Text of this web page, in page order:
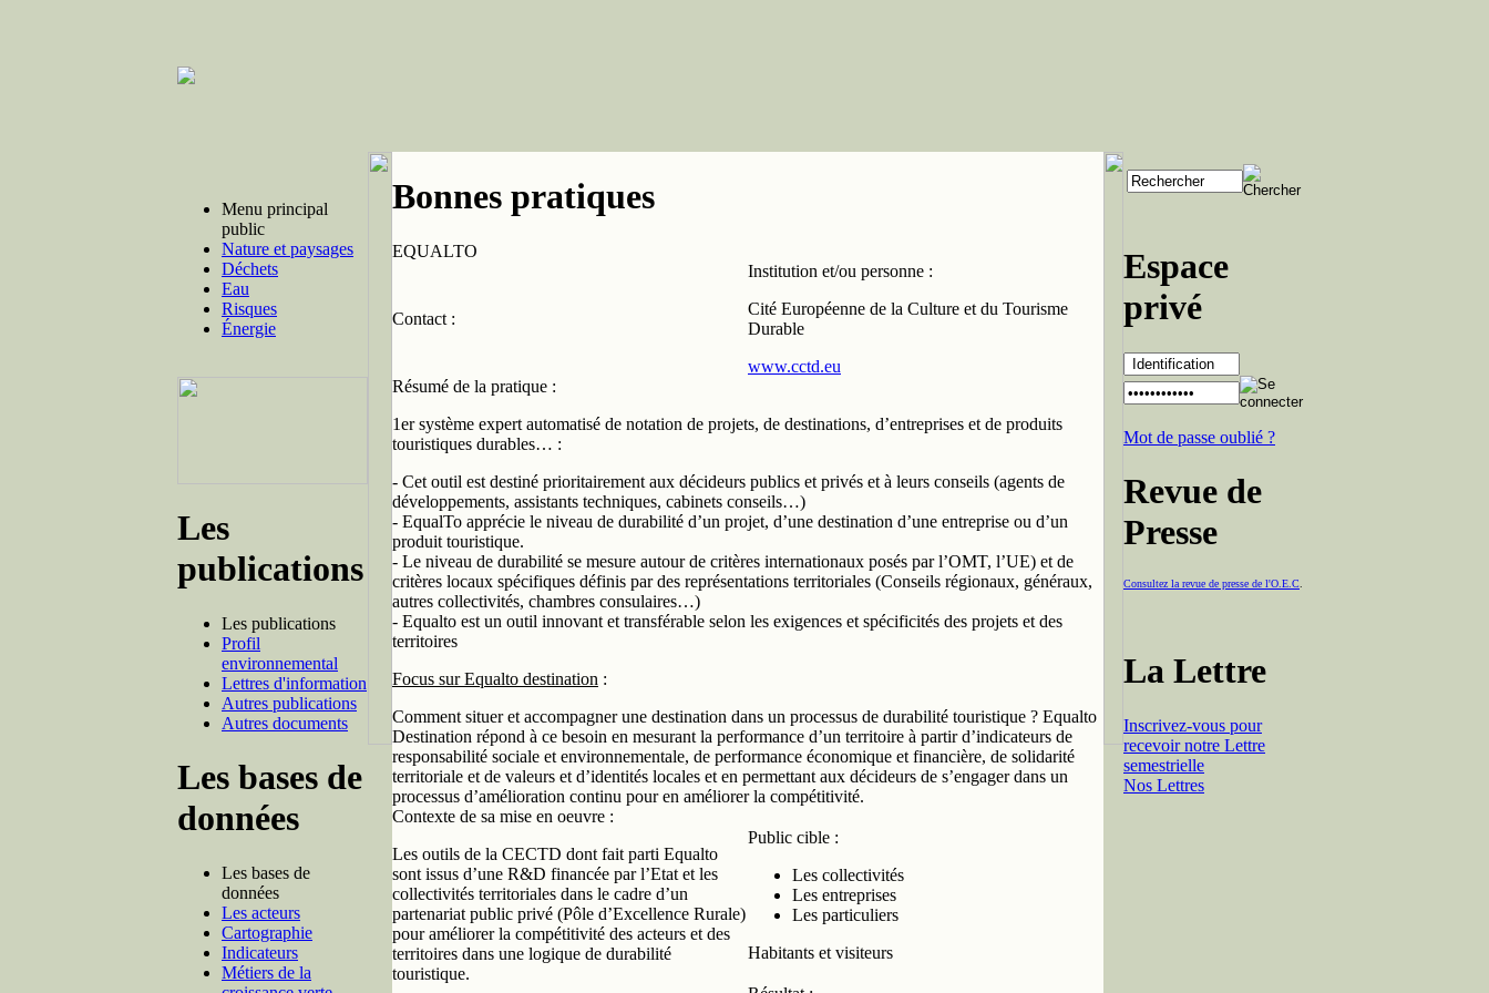
Menu principal
public
Nature et paysages
Déchets
Eau
Risques
Énergie
Les
publications
Les publications
Profil
environnemental
Lettres d'information
Autres publications
Autres documents
Les bases de
données
Les bases de
données
Les acteurs
Cartographie
Indicateurs
Métiers de la
Bonnes pratiques
EQUALTO
Contact :
Institution et/ou personne :
Cité Européenne de la Culture et du Tourisme
Durable
www.cctd.eu
Résumé de la pratique :
1er système expert automatisé de notation de projets, de destinations, d’entreprises et de produits
touristiques durables… :
- Cet outil est destiné prioritairement aux décideurs publics et privés et à leurs conseils (agents de
développements, assistants techniques, cabinets conseils…)
- EqualTo apprécie le niveau de durabilité d’un projet, d’une destination d’une entreprise ou d’un
produit touristique.
- Le niveau de durabilité se mesure autour de critères internationaux posés par l’OMT, l’UE) et de
critères locaux spécifiques définis par des représentations territoriales (Conseils régionaux, généraux,
autres collectivités, chambres consulaires…)
- Equalto est un outil innovant et transférable selon les exigences et spécificités des projets et des
territoires
Focus sur Equalto destination :
Comment situer et accompagner une destination dans un processus de durabilité touristique ? Equalto
Destination répond à ce besoin en mesurant la performance d’un territoire à partir d’indicateurs de
responsabilité sociale et environnementale, de performance économique et financière, de solidarité
territoriale et de valeurs et d’identités locales et en permettant aux décideurs de s’engager dans un
processus d’amélioration continu pour en améliorer la compétitivité.
Contexte de sa mise en oeuvre :
Les outils de la CECTD dont fait parti Equalto
sont issus d’une R&D financée par l’Etat et les
collectivités territoriales dans le cadre d’un
partenariat public privé (Pôle d’Excellence Rurale)
pour améliorer la compétitivité des acteurs et des
territoires dans une logique de durabilité
touristique.
Public cible :
Les collectivités
Les entreprises
Les particuliers
Habitants et visiteurs
Espace
privé
Mot de passe oublié ?
Revue de
Presse
Consultez la revue de presse de l'O.E.C
La Lettre
Inscrivez-vous pour
recevoir notre Lettre
semestrielle
Nos Lettres